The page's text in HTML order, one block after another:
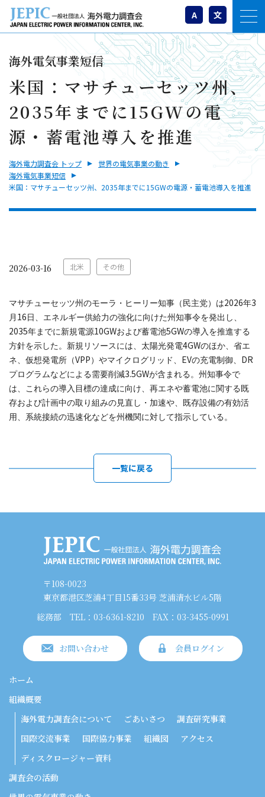
A 文
海外電気事業短信
米国：マサチューセッツ州、
2035年までに15GWの電
源・蓄電池導入を推進
海外電力調査会 トップ
世界の電気事業の動き
海外電気事業短信
米国：マサチューセッツ州、2035年までに15GWの電源・蓄電池導入を推進
2026-03-16 北米 その他
マサチューセッツ州のモーラ・ヒーリー知事（民主党）は2026年3
月 16 日、エネルギー供給力の強化に向けた州知事令を発出し、
2035年までに新規電源10GWおよび蓄電池5GWの導入を推進する
方針を示した。新規リソースには、太陽光発電4GWのほか、省エ
ネ、仮想発電所（VPP ）やマイクログリッド、 EVの充電制御、 DR
プログラムなどによる需要削減3.5GWが含まれる。州知事令で
は、これらの導入目標の達成に向け、再エネや蓄電池に関する既
存および計画中の取り組みの見直し・加速や、既存設備の有効活
用、系統接続の迅速化などを州機関に対して指示している。
一覧に戻る
〒108-0023
東京都港区芝浦4丁目15番33号 芝浦清水ビル5階
総務部
TEL：03-6361-8210 FAX：03-3455-0991
お問い合わせ 会員ログイン
ホーム
組織概要
海外電力調査会について
ごあいさつ
調査研究事業
国際交流事業
国際協力事業 組織図
アクセス
ディスクロージャー資料
調査会の活動